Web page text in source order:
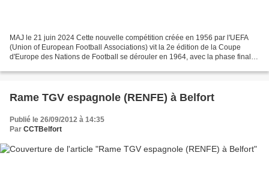
MAJ le 21 juin 2024 Cette nouvelle compétition créée en 1956 par l'UEFA
(Union of European Football Associations) vit la 2e édition de la Coupe
d'Europe des Nations de Football se dérouler en 1964, avec la phase finale
Rame TGV espagnole (RENFE) à Belfort
Publié le 26/09/2012 à 14:35
Par CCTBelfort